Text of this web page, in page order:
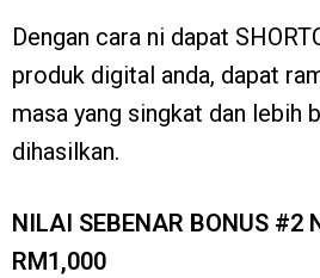
Dengan cara ni dapat
produk digital anda, dapat
masa yang singkat dan lebih
dihasilkan.
NILAI SEBENAR BONUS #2
RM1,000